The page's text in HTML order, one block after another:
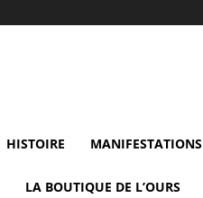
HISTOIRE MANIFESTATIONS
LA BOUTIQUE DE L’OURS